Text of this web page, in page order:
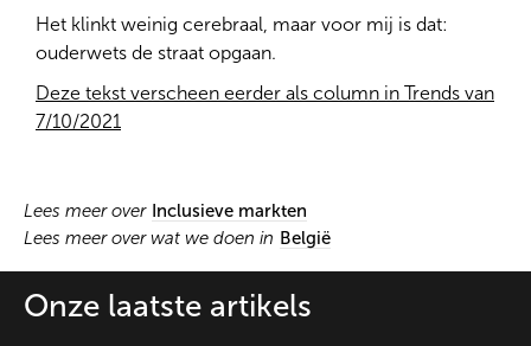
Het klinkt weinig cerebraal, maar voor mij is dat:
ouderwets de straat opgaan.
Deze tekst verscheen eerder als column in Trends van
7/10/2021
Lees meer over
Inclusieve markten
Lees meer over wat we doen in België
Onze laatste artikels